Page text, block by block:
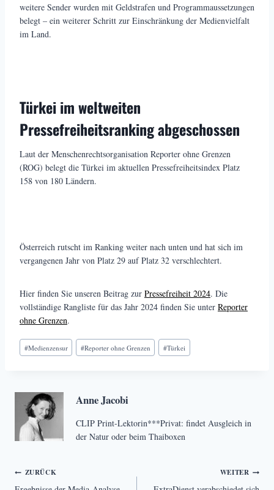
weitere Sender wurden mit Geldstrafen und Programmaussetzungen
belegt – ein weiterer Schritt zur Einschränkung der Medienvielfalt
im Land.
Türkei im weltweiten
Pressefreiheitsranking abgeschossen
Laut der Menschenrechtsorganisation Reporter ohne Grenzen
(ROG) belegt die Türkei im aktuellen Pressefreiheitsindex Platz
158 von 180 Ländern.
Österreich rutscht im Ranking weiter nach unten und hat sich im
vergangenen Jahr von Platz 29 auf Platz 32 verschlechtert.
Hier finden Sie unseren Beitrag zur Pressefreiheit 2024. Die
vollständige Rangliste für das Jahr 2024 finden Sie unter Reporter
ohne Grenzen.
Schlagworte:
#Medienzensur #Reporter ohne Grenzen #Türkei
Anne Jacobi
CLIP Print-Lektorin***Privat: findet Ausgleich in
der Natur oder beim Thaiboxen
Beitragsnavigation
ZURÜCK WEITER